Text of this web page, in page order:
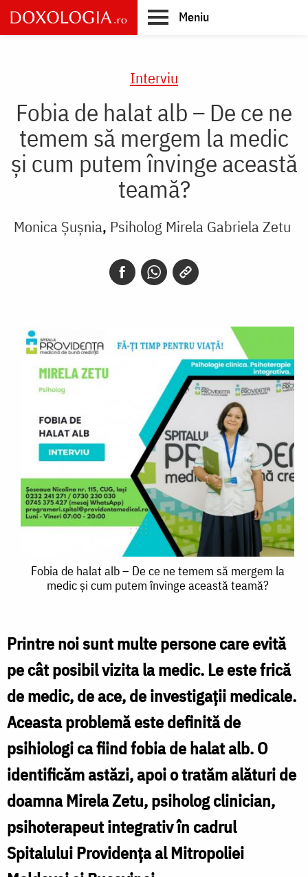
Skip
to
main
Meniu
Interviu
Fobia de halat alb – De ce ne
temem să mergem la medic
și cum putem învinge această
teamă?
Monica Șușnia Psiholog Mirela Gabriela Zetu
Fobia
alb
–
De
ne
temem
să
mergem
la
medic
Fobia de halat alb – De ce ne temem să mergem la
medic și cum putem învinge această teamă?
Printre noi sunt multe persone care evită
pe cât posibil vizita la medic. Le este frică
de medic, de ace, de investigații medicale.
Aceasta problemă este definită de
psihiologi ca fiind fobia de halat alb. O
identificăm astăzi, apoi o tratăm alături de
doamna Mirela Zetu, psiholog clinician,
psihoterapeut integrativ în cadrul
Spitalului Providența al Mitropoliei